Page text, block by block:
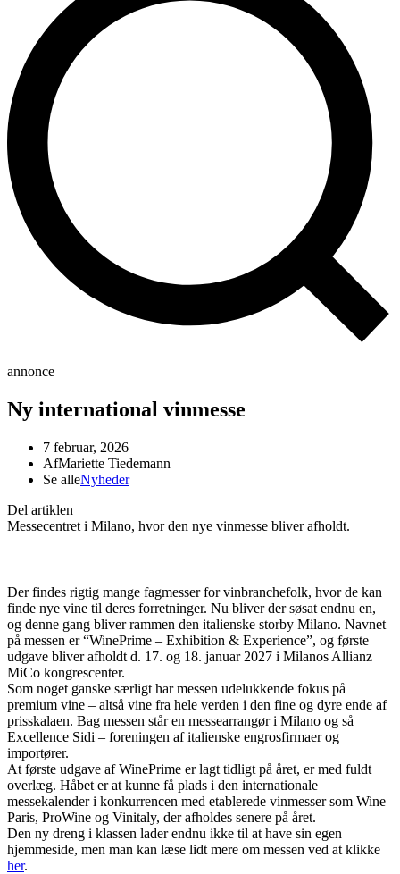
annonce
Ny international vinmesse
7 februar, 2026
AfMariette Tiedemann
Se alleNyheder
Del artiklen
Messecentret i Milano, hvor den nye vinmesse bliver afholdt.
Der findes rigtig mange fagmesser for vinbranchefolk, hvor de kan
finde nye vine til deres forretninger. Nu bliver der søsat endnu en,
og denne gang bliver rammen den italienske storby Milano. Navnet
på messen er “WinePrime – Exhibition & Experience”, og første
udgave bliver afholdt d. 17. og 18. januar 2027 i Milanos Allianz
MiCo kongrescenter.
Som noget ganske særligt har messen udelukkende fokus på
premium vine – altså vine fra hele verden i den fine og dyre ende af
prisskalaen. Bag messen står en messearrangør i Milano og så
Excellence Sidi – foreningen af italienske engrosfirmaer og
importører.
At første udgave af WinePrime er lagt tidligt på året, er med fuldt
overlæg. Håbet er at kunne få plads i den internationale
messekalender i konkurrencen med etablerede vinmesser som Wine
Paris, ProWine og Vinitaly, der afholdes senere på året.
Den ny dreng i klassen lader endnu ikke til at have sin egen
hjemmeside, men man kan læse lidt mere om messen ved at klikke
her.